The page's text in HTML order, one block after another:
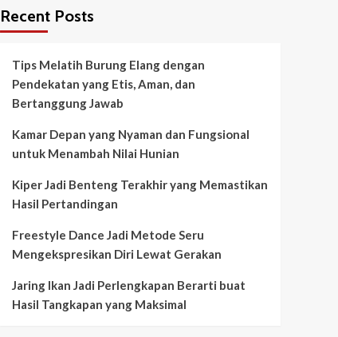
Recent Posts
Tips Melatih Burung Elang dengan
Pendekatan yang Etis, Aman, dan
Bertanggung Jawab
Kamar Depan yang Nyaman dan Fungsional
untuk Menambah Nilai Hunian
Kiper Jadi Benteng Terakhir yang Memastikan
Hasil Pertandingan
Freestyle Dance Jadi Metode Seru
Mengekspresikan Diri Lewat Gerakan
Jaring Ikan Jadi Perlengkapan Berarti buat
Hasil Tangkapan yang Maksimal